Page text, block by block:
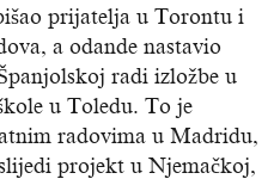
prijatelja u Torontu i
a odande nastavio
radi izložbe u
u Toledu. To je
radovima u Madridu,
projekt u Njemačkoj,